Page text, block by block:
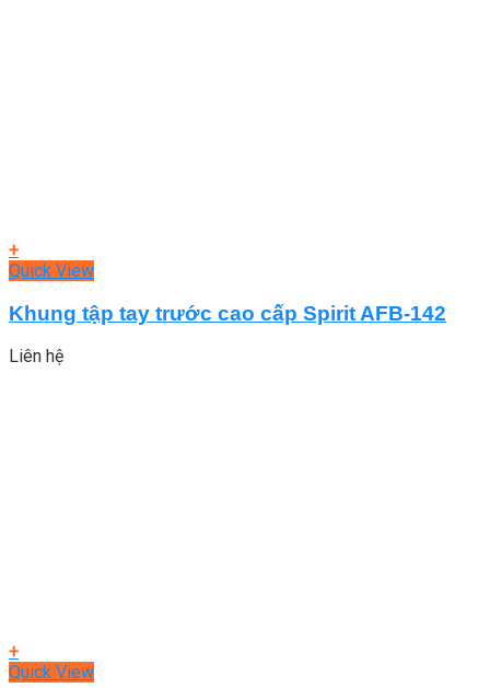
+
Quick View
Khung tập tay trước cao cấp Spirit AFB-142
Liên hệ
+
Quick View